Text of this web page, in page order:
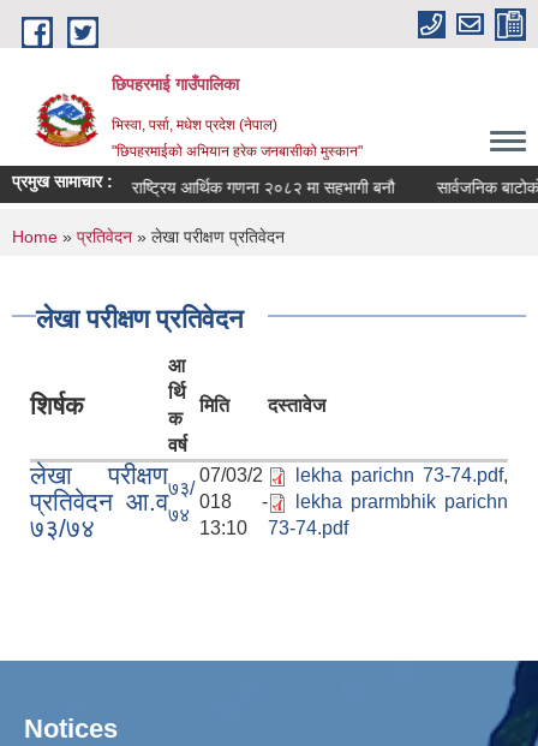
Skip to main content
छिपहरमाई गाउँपालिका
भिस्वा, पर्सा, मधेश प्रदेश (नेपाल)
"छिपहरमाईको अभियान हरेक जनबासीको मुस्कान"
प्रमुख सामाचार :
सम्बन्धमा राष्ट्रिय आर्थिक गणना २०८२ मा सहभागी बनौ सार्वजनिक
You are here
Home » प्रतिवेदन » लेखा परीक्षण प्रतिवेदन
लेखा परीक्षण प्रतिवेदन
शिर्षक
आ
र्थि
क
वर्ष
मिति दस्तावेज
लेखा परीक्षण
प्रतिवेदन आ.व
७३/७४
७३/
७४
07/03/2
018 -
13:10
lekha parichn 73-74.pdf,
lekha prarmbhik parichn
73-74.pdf
Notices